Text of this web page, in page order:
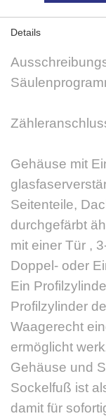
Details
Gehäuse mit
Seitenteile,
durchgefärbt
mit einer Tür ,
Doppel- oder
Ein
Profilzylinder
Waagerecht
ermöglicht
Gehäuse und
Sockelfuß ist
damit für